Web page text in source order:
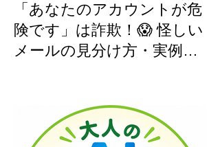
「あなたのアカウントが危
険です」は詐欺！😱 怪しい
メールの見分け方・実例つ